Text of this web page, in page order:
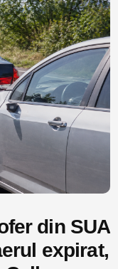
din SUA
expirat,